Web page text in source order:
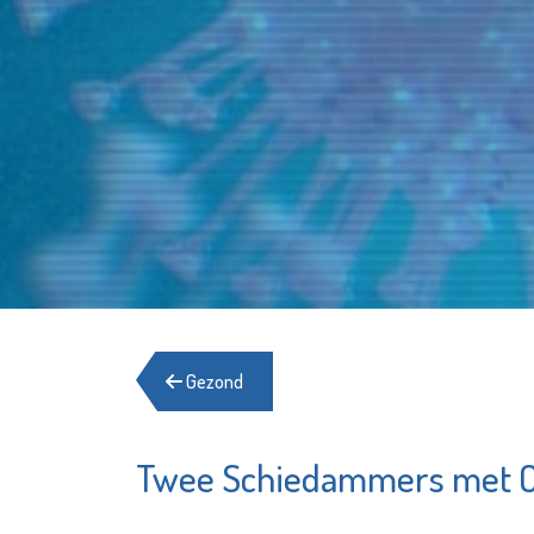
Gezond
Twee Schiedammers met